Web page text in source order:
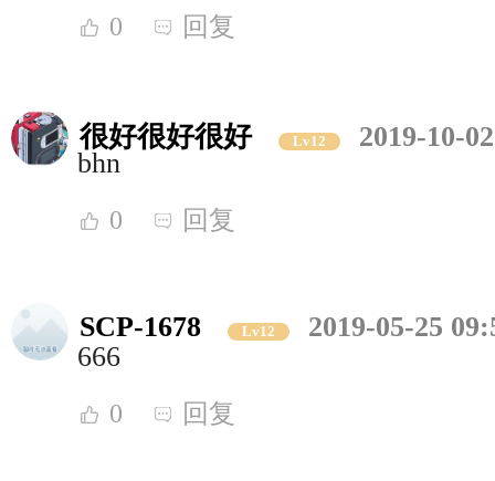
0 回复
很好很好很好 Lv12
2019-10-
bhn
0 回复
SCP-1678 Lv12
2019-05-25
666
0 回复